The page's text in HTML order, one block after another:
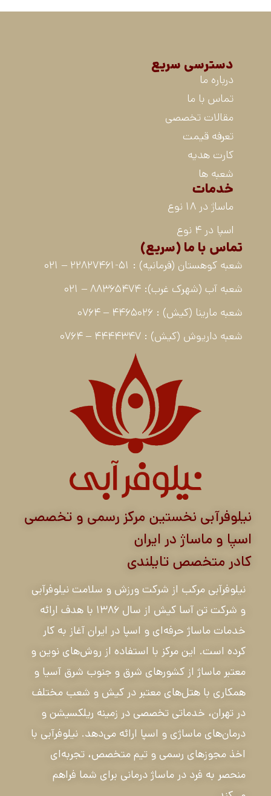
دسترسی سریع
درباره ما
تماس با ما
مقالات تخصصی
تعرفه قیمت
کارت هدیه
شعبه ها
خدمات
ماساژ در 18 نوع
اسپا در 4 نوع
تماس با ما (سریع)
شعبه کوهستان (فرمانیه) : 51-22827461 – 021
شعبه آب (شهرک غرب): 88365474 – 021
شعبه مارینا (کیش) : 4465026 – 0764
شعبه داریوش (کیش) : 4444347 – 0764
نیلوفرآبی نخستین مرکز رسمی و تخصصی
اسپا و ماساژ در ایران
کادر متخصص تایلندی
نیلوفرآبی مرکب از شرکت ورزش و سلامت نیلوفرآبی
و شرکت تن آسا کیش از سال ۱۳۸۶ با هدف ارائه
خدمات ماساژ حرفه‌ای و اسپا در ایران آغاز به کار
کرده است. این مرکز با استفاده از روش‌های نوین و
معتبر ماساژ از کشورهای شرق و جنوب شرق آسیا و
همکاری با هتل‌های معتبر در کیش و شعب مختلف
در تهران، خدماتی تخصصی در زمینه ریلکسیشن و
درمان‌های ماساژی و اسپا ارائه می‌دهد. نیلوفرآبی با
اخذ مجوزهای رسمی و تیم متخصص، تجربه‌ای
منحصر به فرد در ماساژ درمانی برای شما فراهم